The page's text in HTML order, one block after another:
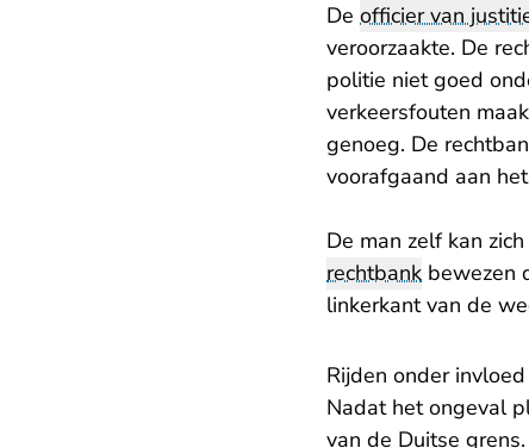
De officier van
veroorzaakte. De
politie niet goed
verkeersfouten
genoeg. De
voorafgaand aan
De man zelf kan
rechtbank bewezen
linkerkant van de
Rijden onder
Nadat het ongeval
van de Duitse